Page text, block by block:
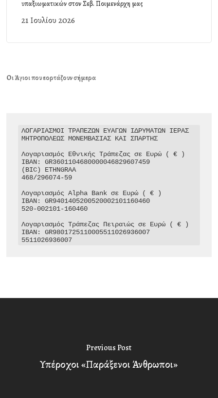
υπαξιωματικών στον Σεβ. Ποιμενάρχη μας
21 Ιουλίου 2026
Οι Άγιοι που εορτάζουν σήμερα
ΛΟΓΑΡΙΑΣΜΟΙ ΤΡΑΠΕΖΩΝ ΕΥΑΓΩΝ ΙΔΡΥΜΑΤΩΝ ΙΕΡΑΣ
ΜΗΤΡΟΠΟΛΕΩΣ ΜΟΝΕΜΒΑΣΙΑΣ ΚΑΙ ΣΠΑΡΤΗΣ
Λογαριασμός Εθνικής Τράπεζας σε Ευρώ ( € )
IBAN: GR3601104680000046829607459
(BIC) ETHNGRAA
468/296074-59
Λογαριασμός Alpha Bank σε Ευρώ ( € )
IBAN: GR9401405200520002101160460
520-002101-160460
Λογαριασμός Τράπεζας Πειραιώς σε Ευρώ ( € )
IBAN: GR9801725110005511026936007
5511026936007
Previous Post
Υπέροχοι «Παράξενοι Άνθρωποι»